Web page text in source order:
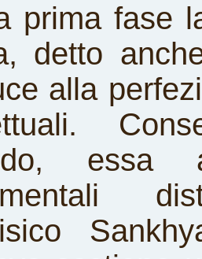
prima fase
detto
alla
essa